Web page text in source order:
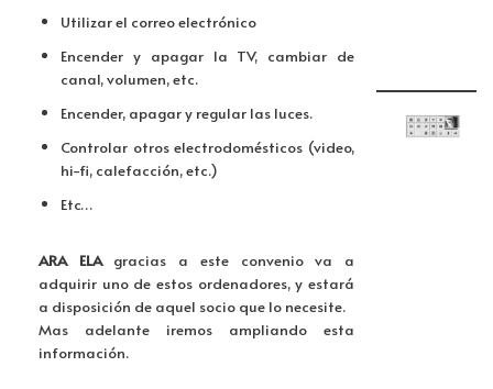
Utilizar el correo electrónico
Encender y apagar la TV, cambiar de
canal, volumen, etc.
Encender, apagar y regular las luces.
Controlar otros electrodomésticos (video,
hi-fi, calefacción, etc.)
Etc…
ARA ELAgracias a este convenio va a
adquirir uno de estos ordenadores, y estará
a disposición de aquel socio que lo necesite.
Mas adelante iremos ampliando esta
información.